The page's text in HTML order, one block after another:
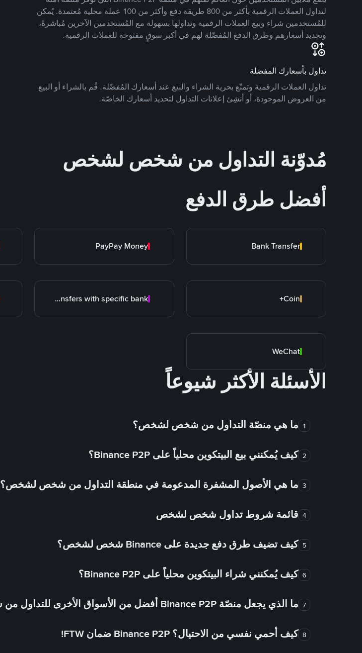
لتداول العملات الرقمية بأكثر من 800 طريقة دفع وأكثر من 100 عملة محلية مُعتمدة. يُمكن
للمُستخدمين شراء وبيع العملات الرقمية وتداولها بسهولة مع المُستخدمين الآخرين مُباشرةً،
وتحديد أسعارهم وطرق الدفع المُفضّلة لهم في أكبر سوقٍ مفتوحة للعملات الرقمية.
تداول بأسعارك المفضلة
تداول العملات الرقمية وتمتّع بحرية الشراء والبيع عند أسعارك المُفضّلة. قُم بالشراء أو البيع
من العروض الموجودة، أو أنشِئ إعلانات التداول لتحديد أسعارك الخاصّة.
مُدوّنة التداول من شخص لشخص
أفضل طرق الدفع
Bank Transfer
PayPay Money
Coin+
Transfers with specific bank
WeChat
الأسئلة الأكثر شيوعاً
1 ما هي منصّة التداول من شخص لشخص؟
2 كيف يُمكنني بيع البيتكوين محلياً على Binance P2P؟
3 ما هي الأصول المشفرة المدعومة في منطقة التداول من شخص لشخص؟
4 قائمة شروط تداول شخص لشخص
5 كيف تضيف طرق دفع جديدة على Binance شخص لشخص؟
6 كيف يُمكنني شراء البيتكوين محلياً على Binance P2P؟
7 ما الذي يجعل منصّة Binance P2P أفضل من الأسواق الأخرى للتداول من شخص لشخص؟
8 كيف أحمي نفسي من الاحتيال؟ Binance P2P ضمان FTW!